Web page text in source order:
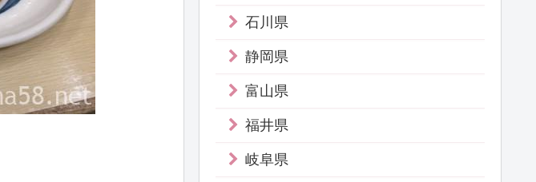
石川県
静岡県
富山県
福井県
岐阜県